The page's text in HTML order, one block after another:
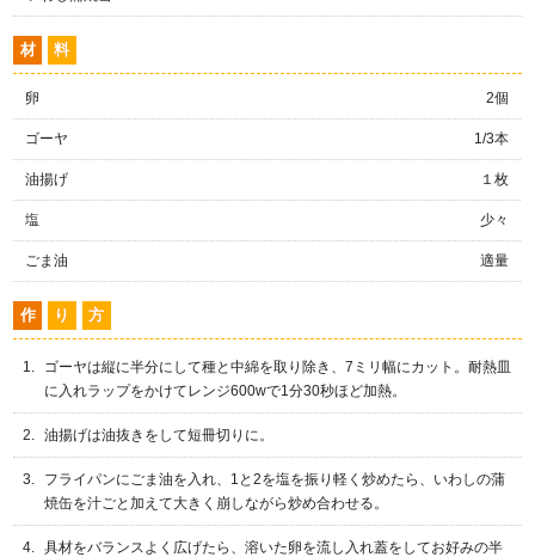
材 料
卵 2個
ゴーヤ 1/3本
油揚げ １枚
塩 少々
ごま油 適量
作 り 方
ゴーヤは縦に半分にして種と中綿を取り除き、7ミリ幅にカット。耐熱皿
に入れラップをかけてレンジ600wで1分30秒ほど加熱。
油揚げは油抜きをして短冊切りに。
フライパンにごま油を入れ、1と2を塩を振り軽く炒めたら、いわしの蒲
焼缶を汁ごと加えて大きく崩しながら炒め合わせる。
具材をバランスよく広げたら、溶いた卵を流し入れ蓋をしてお好みの半